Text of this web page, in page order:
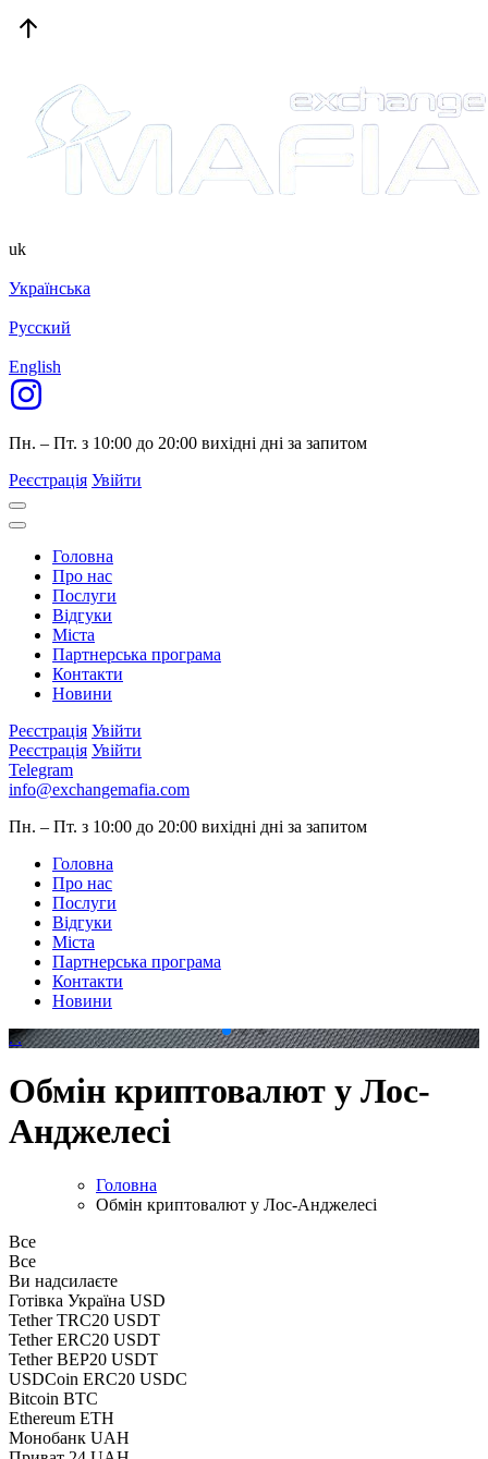
uk
Українська
Русский
English
Пн. – Пт. з 10:00 до 20:00 вихідні дні за запитом
Реєстрація Увійти
Головна
Про нас
Послуги
Відгуки
Міста
Партнерська програма
Контакти
Новини
Реєстрація Увійти
Реєстрація Увійти
Telegram
info@exchangemafia.com
Пн. – Пт. з 10:00 до 20:00 вихідні дні за запитом
Головна
Про нас
Послуги
Відгуки
Міста
Партнерська програма
Контакти
Новини
. .
Обмін криптовалют у Лос-
Анджелесі
Головна
Обмін криптовалют у Лос-Анджелесі
Все
Все
Ви надсилаєте
Готівка Україна USD
Tether TRC20 USDT
Tether ERC20 USDT
Tether BEP20 USDT
USDCoin ERC20 USDC
Bitcoin BTC
Ethereum ETH
Монобанк UAH